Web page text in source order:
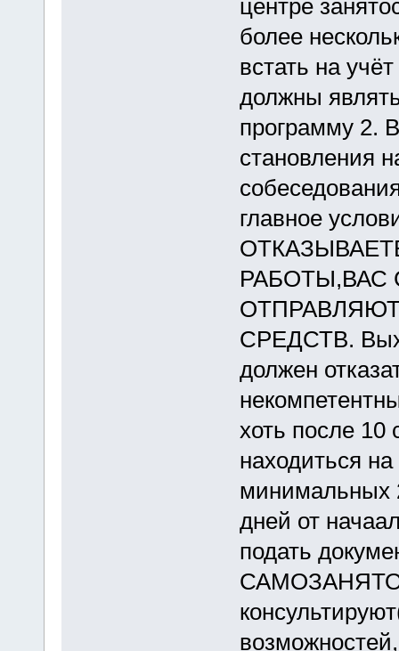
центре
более
встать на
должны
программу 2.
становления
главное
РАБОТЫ,ВАС
СРЕДСТВ.
должен
хоть после 10
находиться
минимальных
дней от
подать